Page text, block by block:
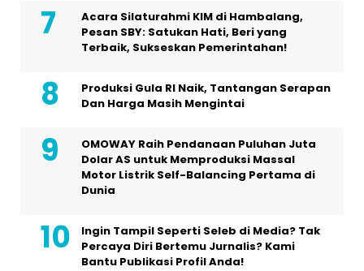
Acara Silaturahmi KIM di Hambalang,
Pesan SBY: Satukan Hati, Beri yang
Terbaik, Sukseskan Pemerintahan!
Produksi Gula RI Naik, Tantangan Serapan
Dan Harga Masih Mengintai
OMOWAY Raih Pendanaan Puluhan Juta
Dolar AS untuk Memproduksi Massal
Motor Listrik Self-Balancing Pertama di
Dunia
Ingin Tampil Seperti Seleb di Media? Tak
Percaya Diri Bertemu Jurnalis? Kami
Bantu Publikasi Profil Anda!